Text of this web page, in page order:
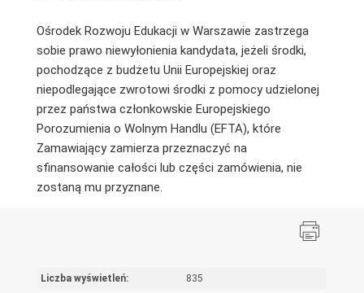
Ośrodek Rozwoju Edukacji w Warszawie zastrzega
sobie prawo niewyłonienia kandydata, jeżeli środki,
pochodzące z budżetu Unii Europejskiej oraz
niepodlegające zwrotowi środki z pomocy udzielonej
przez państwa członkowskie Europejskiego
Porozumienia o Wolnym Handlu (EFTA), które
Zamawiający zamierza przeznaczyć na
sfinansowanie całości lub części zamówienia, nie
zostaną mu przyznane.
Liczba wyświetleń:
835